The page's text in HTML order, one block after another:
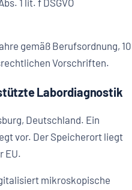
1 lit. f DSGVO
gemäß Berufsordnung, 10
Vorschriften.
Labordiagnostik
Deutschland. Ein
vor. Der Speicherort liegt
EU.
mikroskopische